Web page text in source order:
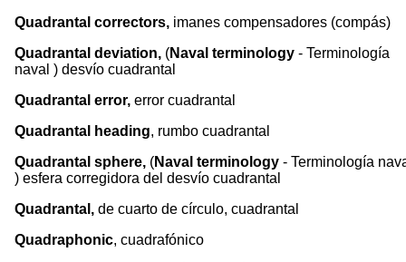
Quadrantal correctors, imanes compensadores (compás)
Quadrantal deviation, (Naval terminology - Terminología
naval ) desvío cuadrantal
Quadrantal error, error cuadrantal
Quadrantal heading, rumbo cuadrantal
Quadrantal sphere, (Naval terminology - Terminología
) esfera corregidora del desvío cuadrantal
Quadrantal, de cuarto de círculo, cuadrantal
Quadraphonic, cuadrafónico